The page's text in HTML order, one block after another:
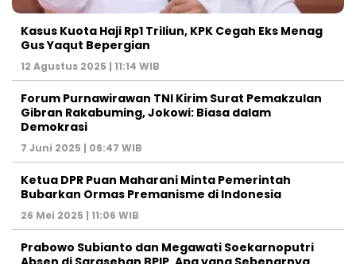
Kasus Kuota Haji Rp1 Triliun, KPK Cegah Eks Menag
Gus Yaqut Bepergian
12 Agustus 2025 | 11:14 WIB
Forum Purnawirawan TNI Kirim Surat Pemakzulan
Gibran Rakabuming, Jokowi: Biasa dalam
Demokrasi
7 Juni 2025 | 06:47 WIB
Ketua DPR Puan Maharani Minta Pemerintah
Bubarkan Ormas Premanisme di Indonesia
26 Mei 2025 | 11:06 WIB
Prabowo Subianto dan Megawati Soekarnoputri